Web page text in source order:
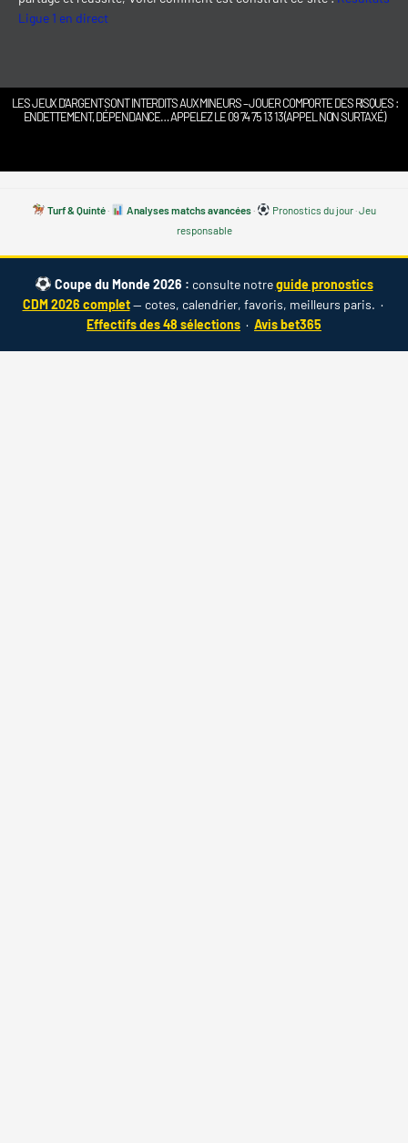
Ligue 1 en direct
LES JEUX D’ARGENT SONT INTERDITS AUX MINEURS – JOUER COMPORTE DES RISQUES :
ENDETTEMENT, DÉPENDANCE… APPELEZ LE 09 74 75 13 13 (APPEL NON SURTAXÉ)
Turf & Quinté· Analyses matchs avancées· Pronostics du jour·Jeu
responsable
Coupe du Monde 2026 : consulte notreguide pronostics
CDM 2026 complet— cotes, calendrier, favoris, meilleurs paris. ·
Effectifs des 48 sélections · Avis bet365